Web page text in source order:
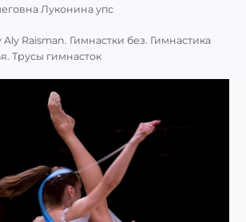
Луконина упс
Aly Raisman. Гимнастки без. Гимнастика
Трусы гимнасток